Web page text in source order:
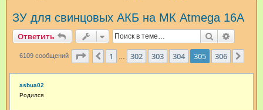
с
ЗУ для свинцовых АКБ на МК Atmega 16А
Ответить Поиск
6109 сообщений Страница 305из 306
Пред.
1 302 303 304 305 306
asbua02
Родился